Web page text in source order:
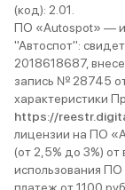
(код): 2.01.
ПО «Autospot» —
"Автоспот":
2018618687,
запись № 28745
характеристики
https://
лицензии на ПО
(от 2,5% до 3%)
использования